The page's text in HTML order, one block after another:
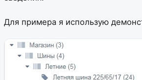
Для примера я использую